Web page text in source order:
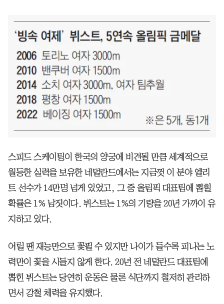
스피드 스케이팅이 한국의 양궁에 비견될 만큼 세계적으로
월등한 실력을 보유한 네덜란드에서는 지금껏 이 분야 엘리
트 선수가 14만명 넘게 있었고, 그 중 올림픽 대표팀에 뽑힐
확률은 1% 남짓이다. 뷔스트는 1%의 기량을 20년 가까이 유
지하고 있다.
어릴 땐 재능만으로 꽃필 수 있지만 나이가 들수록 피나는 노
력만이 꽃을 시들지 않게 한다. 20년 전 네덜란드 대표팀에
뽑힌 뷔스트는 당연히 운동은 물론 식단까지 철저히 관리하
면서 강철 체력을 유지했다.